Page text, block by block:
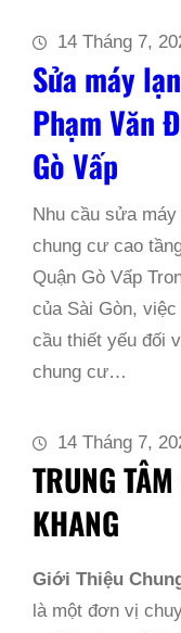
14 Tháng 7,
Sửa máy
Phạm Văn
Gò Vấp
Nhu cầu sửa
chung cư cao
Quận Gò Vấp
của Sài Gòn,
cầu thiết yếu đối
chung cư…
14 Tháng 7,
TRUNG
KHANG
Giới Thiệu
là một đơn vị